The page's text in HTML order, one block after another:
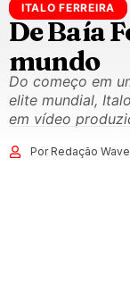
ITALO FERREIRA
De Baía
mundo
Do começo em
elite mundial,
em vídeo
Por Redação